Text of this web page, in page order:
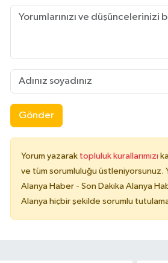
Gönder
Yorum yazarak topluluk kurallarımızı
ve tüm sorumluluğu üstleniyorsunuz.
Alanya Haber - Son Dakika Alanya
Alanya hiçbir şekilde sorumlu